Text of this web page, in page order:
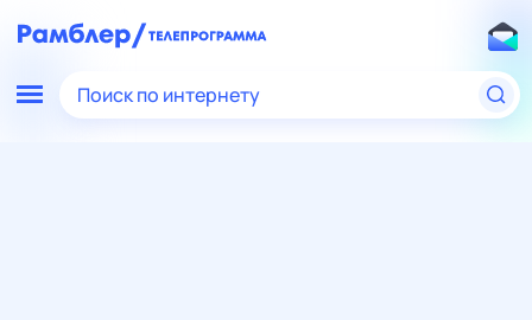
Поиск по интернету